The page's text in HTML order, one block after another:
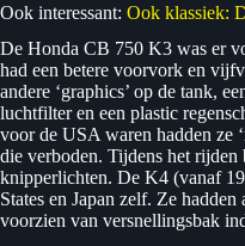
Ook interessant: Ook klassiek:
De Honda CB 750 K3 was er
had een betere voorvork en
andere ‘graphics’ op de tank,
luchtfilter en een plastic
voor de USA waren hadden ze
die verboden. Tijdens het rijden
knipperlichten. De K4 (vanaf
States en Japan zelf. Ze
voorzien van versnellingsbak